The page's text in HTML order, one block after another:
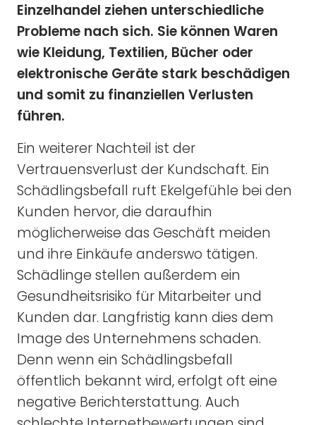
Einzelhandel ziehen unterschiedliche
Probleme nach sich. Sie können Waren
wie Kleidung, Textilien, Bücher oder
elektronische Geräte stark beschädigen
und somit zu finanziellen Verlusten
führen.
Ein weiterer Nachteil ist der
Vertrauensverlust der Kundschaft. Ein
Schädlingsbefall ruft Ekelgefühle bei den
Kunden hervor, die daraufhin
möglicherweise das Geschäft meiden
und ihre Einkäufe anderswo tätigen.
Schädlinge stellen außerdem ein
Gesundheitsrisiko für Mitarbeiter und
Kunden dar. Langfristig kann dies dem
Image des Unternehmens schaden.
Denn wenn ein Schädlingsbefall
öffentlich bekannt wird, erfolgt oft eine
negative Berichterstattung. Auch